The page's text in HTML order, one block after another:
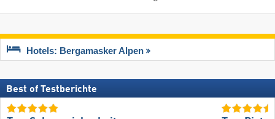
Hotels: Bergamasker Alpen
Best of Testberichte